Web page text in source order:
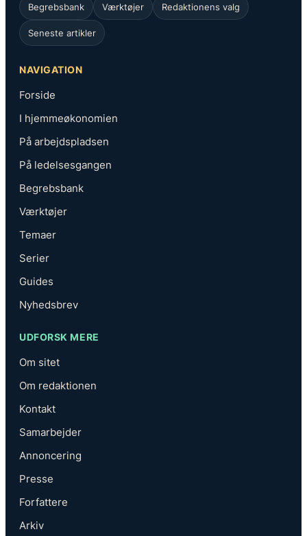
Begrebsbank Værktøjer Redaktionens valg
Seneste artikler
NAVIGATION
Forside
I hjemmeøkonomien
På arbejdspladsen
På ledelsesgangen
Begrebsbank
Værktøjer
Temaer
Serier
Guides
Nyhedsbrev
UDFORSK MERE
Om sitet
Om redaktionen
Kontakt
Samarbejder
Annoncering
Presse
Forfattere
Arkiv